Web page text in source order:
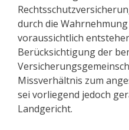
durch die
voraussichtlich
Berücksichtigung der
Missverhältnis zum
sei vorliegend jedoch
Landgericht.